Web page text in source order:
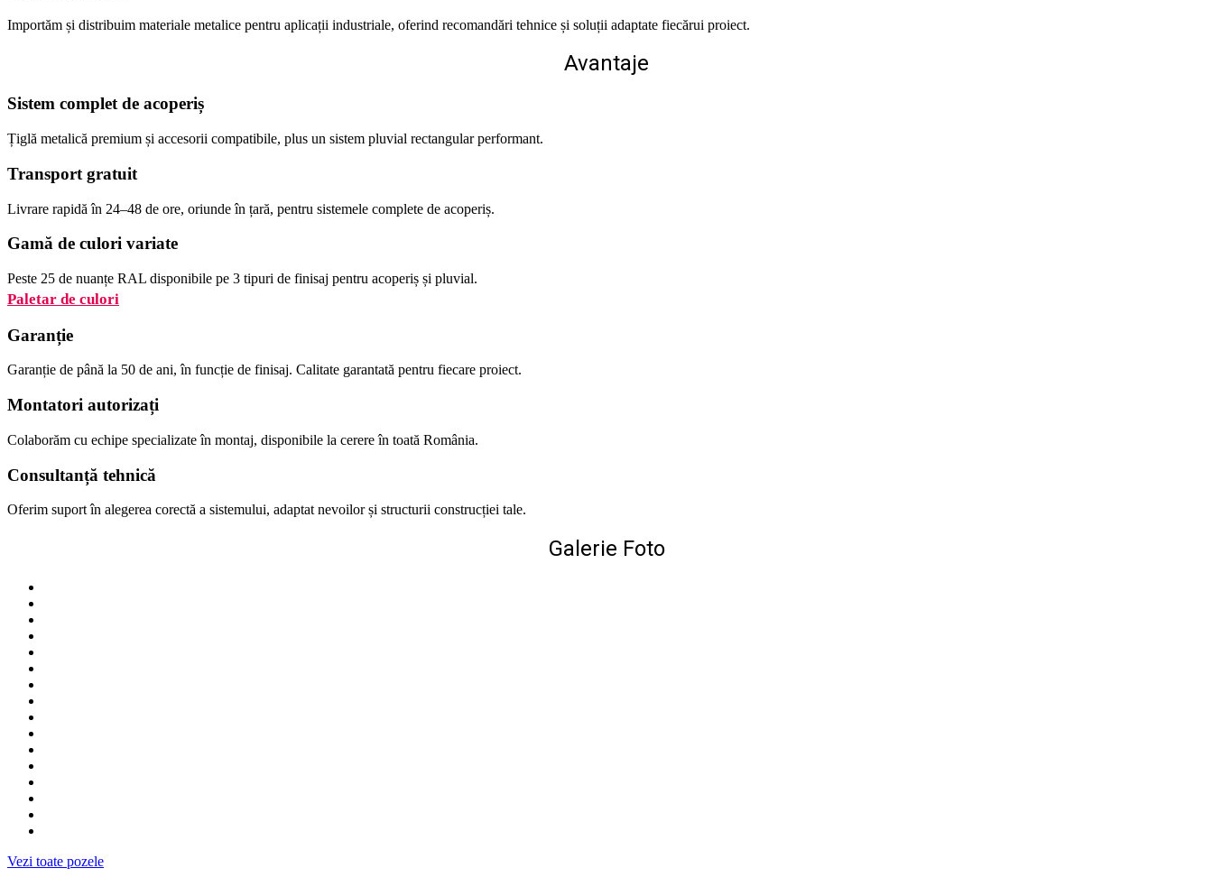
Importăm și distribuim materiale metalice pentru aplicații industriale, oferind recomandări tehnice și soluții adaptate fiecărui proiect.
Avantaje
Sistem complet de acoperiș
Țiglă metalică premium și accesorii compatibile, plus un sistem pluvial rectangular performant.
Transport gratuit
Livrare rapidă în 24–48 de ore, oriunde în țară, pentru sistemele complete de acoperiș.
Gamă de culori variate
Peste 25 de nuanțe RAL disponibile pe 3 tipuri de finisaj pentru acoperiș și pluvial.
Paletar de culori
Garanție
Garanție de până la 50 de ani, în funcție de finisaj. Calitate garantată pentru fiecare proiect.
Montatori autorizați
Colaborăm cu echipe specializate în montaj, disponibile la cerere în toată România.
Consultanță tehnică
Oferim suport în alegerea corectă a sistemului, adaptat nevoilor și structurii construcției tale.
Galerie Foto
Vezi toate pozele